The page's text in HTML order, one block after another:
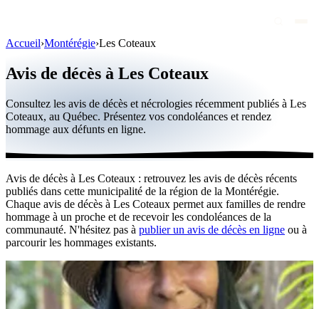
Personnalités publiques
Québec
Canada
International
Par région
Par ville
Maisons funéraires
Éternea
Blog
Accueil›Montérégie›Les Coteaux
Avis de décès à Les Coteaux
Consultez les avis de décès et nécrologies récemment publiés à Les
Coteaux, au Québec. Présentez vos condoléances et rendez
hommage aux défunts en ligne.
Avis de décès à Les Coteaux : retrouvez les avis de décès récents
publiés dans cette municipalité de la région de la Montérégie.
Chaque avis de décès à Les Coteaux permet aux familles de rendre
hommage à un proche et de recevoir les condoléances de la
communauté. N'hésitez pas à publier un avis de décès en ligne ou à
parcourir les hommages existants.